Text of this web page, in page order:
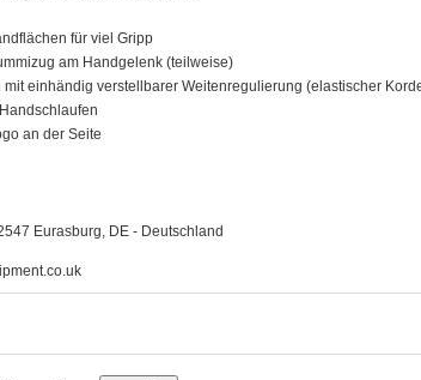
für viel Gripp
am Handgelenk (teilweise)
mit einhändig verstellbarer Weitenregulierung (elastischer
an der Seite
Eurasburg, DE - Deutschland